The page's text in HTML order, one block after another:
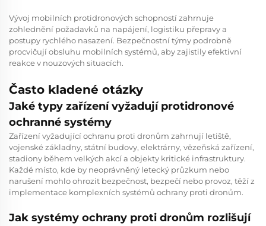
Vývoj mobilních protidronových schopností zahrnuje
zohlednění požadavků na napájení, logistiku přepravy a
postupy rychlého nasazení. Bezpečnostní týmy podrobně
procvičují obsluhu mobilních systémů, aby zajistily efektivní
reakce v nouzových situacích.
Často kladené otázky
Jaké typy zařízení vyžadují protidronové
ochranné systémy
Zařízení vyžadující ochranu proti dronům zahrnují letiště,
vojenské základny, státní budovy, elektrárny, vězeňská zařízení,
stadiony během velkých akcí a objekty kritické infrastruktury.
Každé místo, kde by neoprávněný letecký průzkum nebo
narušení mohlo ohrozit bezpečnost, bezpečí nebo provoz, těží z
implementace komplexních systémů ochrany proti dronům.
Jak systémy ochrany proti dronům rozlišují